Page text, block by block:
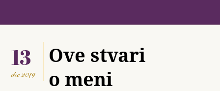
13
dec2019
Ove stvari
o meni